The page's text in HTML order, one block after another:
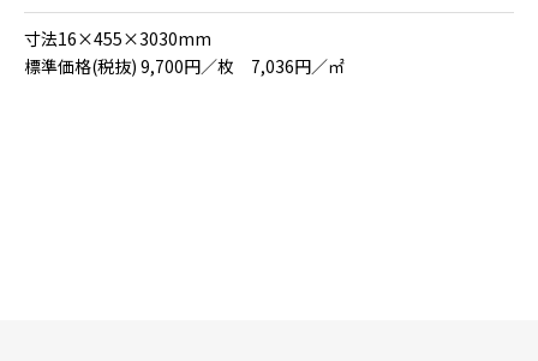
⼨法16×455×3030mm
標準価格(税抜) 9,700円／枚 7,036円／㎡